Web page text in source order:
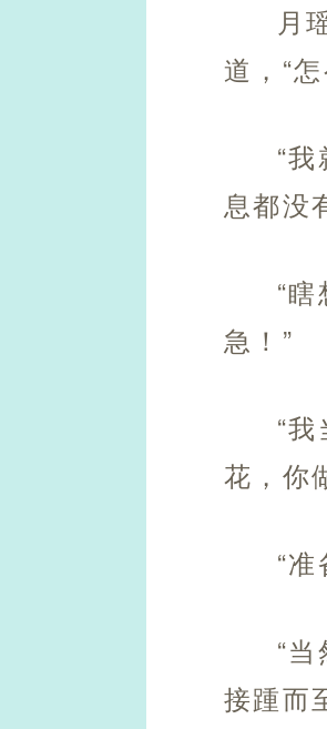
月
道，“
“
息都没
“
急！”
“
花，你
“
“
接踵而